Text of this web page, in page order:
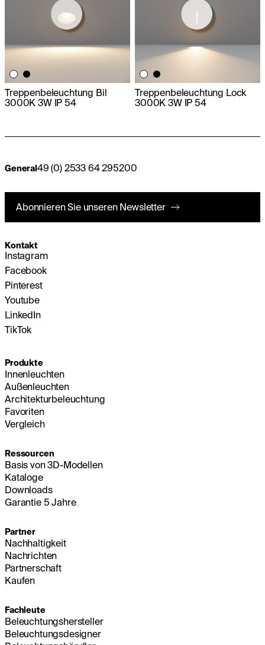
Treppenbeleuchtung Bil
3000K 3W IP 54
Treppenbeleuchtung Lock
3000K 3W IP 54
General49 (0) 2533 64 295200
Abonnieren Sie unseren Newsletter
Kontakt
Instagram
Facebook
Pinterest
Youtube
LinkedIn
TikTok
Produkte
Innenleuchten
Außenleuchten
Architekturbeleuchtung
Favoriten
Vergleich
Ressourcen
Basis von 3D-Modellen
Kataloge
Downloads
Garantie 5 Jahre
Partner
Nachhaltigkeit
Nachrichten
Partnerschaft
Kaufen
Fachleute
Beleuchtungshersteller
Beleuchtungsdesigner